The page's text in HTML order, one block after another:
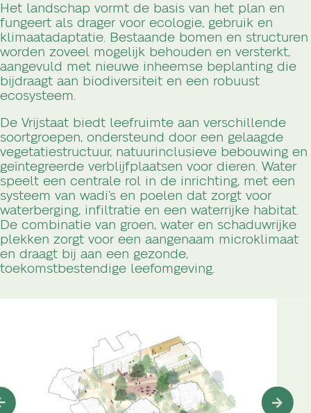
Het landschap vormt de basis van het plan en
fungeert als drager voor ecologie, gebruik en
klimaatadaptatie. Bestaande bomen en structuren
worden zoveel mogelijk behouden en versterkt,
aangevuld met nieuwe inheemse beplanting die
bijdraagt aan biodiversiteit en een robuust
ecosysteem.
De Vrijstaat biedt leefruimte aan verschillende
soortgroepen, ondersteund door een gelaagde
vegetatiestructuur, natuurinclusieve bebouwing en
geïntegreerde verblijfplaatsen voor dieren. Water
speelt een centrale rol in de inrichting, met een
systeem van wadi’s en poelen dat zorgt voor
waterberging, infiltratie en een waterrijke habitat.
De combinatie van groen, water en schaduwrijke
plekken zorgt voor een aangenaam microklimaat
en draagt bij aan een gezonde,
toekomstbestendige leefomgeving.